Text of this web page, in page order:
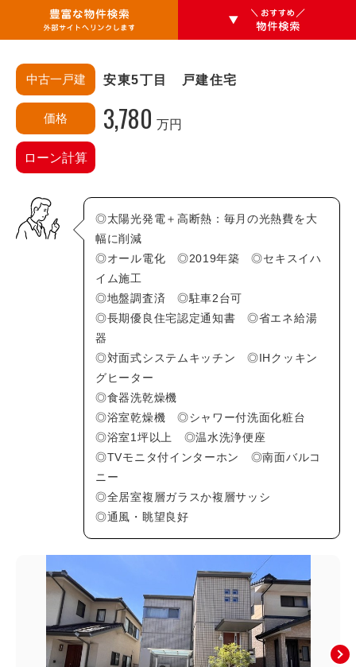
エリアから探す
あ行・か行
相田(3)
大塚西(0) 大塚西町(0)
大町西(0)
大町東(0)
上安町(0) 川内(4)
その他のエリア
絞り込み条件
新着物件
中古一戸建 安東5丁目 戸建住宅
価格 3,780 万円
ローン計算
◎太陽光発電＋高断熱：毎月の光熱費を大
幅に削減
◎オール電化 ◎2019年築 ◎セキスイハ
イム施工
◎地盤調査済 ◎駐車2台可
◎長期優良住宅認定通知書 ◎省エネ給湯
器
◎対面式システムキッチン ◎IHクッキン
グヒーター
◎食器洗乾燥機
◎浴室乾燥機 ◎シャワー付洗面化粧台
◎浴室1坪以上 ◎温水洗浄便座
◎TVモニタ付インターホン ◎南面バルコ
ニー
◎全居室複層ガラスか複層サッシ
◎通風・眺望良好